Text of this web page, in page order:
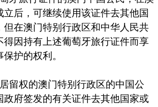
立后，可继续使用该证件去其他国
但在澳门特别行政区和中华人民共
得因持有上述葡萄牙旅行证件而享
护的权利。
居留权的澳门特别行政区的中国公
政府签发的有关证件去其他国家或